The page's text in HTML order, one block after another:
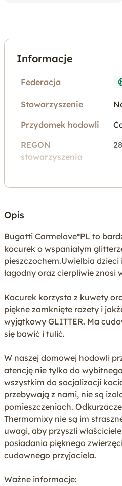
Informacje
Federacja
Stowarzyszenie
Przydomek hodowli
REGON
stowarzyszenia
Rodzaj oferty
Rasa
Dostępność od
Zwierzęta w miocie
0
Wiek
Tak Sprawdzony stan
Nie Kastracja /
Tak Szczepienie
Tak Odrobaczenie
Tak Zbadany profil DNA
Weryfkacja
Certyfikat
Opis
Bugatti Carmelove*PL to
kocurek o wspaniałym
pieszczochem.Uwielbia
łagodny oraz cierpliwie znosi
Kocurek korzysta z kuwety
piękne zamknięte rozety i
wyjątkowy GLITTER. Ma
się bawić i tulić.
W naszej domowej hodowli
atencję nie tylko do
wszystkim do socjalizacji
przebywają z nami, nie są
pomieszczeniach.
Thermomixy nie są im
uwagi, aby przyszli
posiadania pięknego
cudownego przyjaciela.
Ważne informacje: